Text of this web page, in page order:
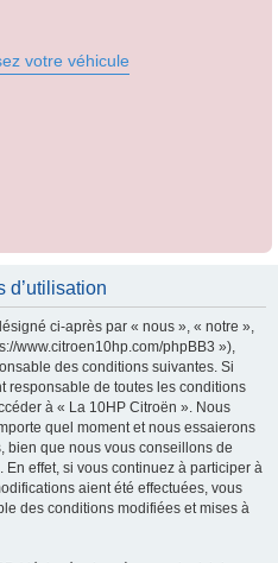
votre véhicule
d’utilisation
ci-après par « nous », « notre »,
www.citroen10hp.com/phpBB3 »),
des conditions suivantes. Si
responsable de toutes les conditions
à « La 10HP Citroën ». Nous
quel moment et nous essaierons
bien que nous vous conseillons de
effet, si vous continuez à participer à
aient été effectuées, vous
des conditions modifiées et mises à